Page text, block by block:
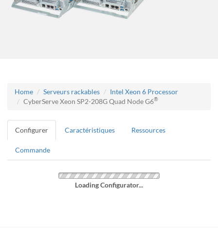
Home Serveurs rackables
Intel Xeon 6 Processor
CyberServe Xeon SP2-208G Quad Node G6®
Configurer Caractéristiques Ressources
Commande
Loading Configurator...